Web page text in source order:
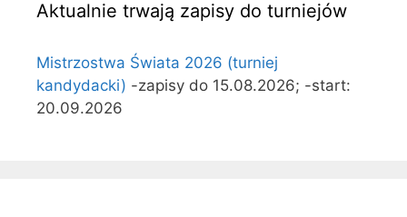
Aktualnie trwają zapisy do turniejów
Mistrzostwa Świata 2026 (turniej
kandydacki) -zapisy do 15.08.2026; -start:
20.09.2026